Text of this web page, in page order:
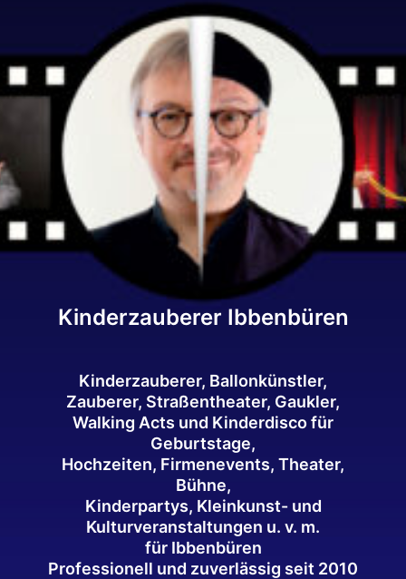
Kinderzauberer Ibbenbüren
Kinderzauberer, Ballonkünstler,
Zauberer, Straßentheater, Gaukler,
Walking Acts und Kinderdisco für
Geburtstage,
Hochzeiten, Firmenevents, Theater,
Bühne,
Kinderpartys, Kleinkunst- und
Kulturveranstaltungen u. v. m.
für Ibbenbüren
Professionell und zuverlässig seit 2010